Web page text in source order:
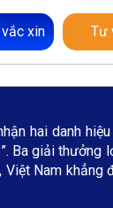
xin Tư
hai danh
Ba giải thưởng
Nam khẳng